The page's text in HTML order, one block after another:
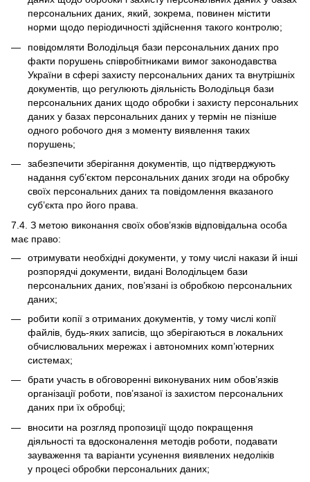
персональних даних, який, зокрема, повинен містити
норми щодо періодичності здійснення такого контролю;
повідомляти Володільця бази персональних даних про
факти порушень співробітниками вимог законодавства
України в сфері захисту персональних даних та внутрішніх
документів, що регулюють діяльність Володільця бази
персональних даних щодо обробки і захисту персональних
даних у базах персональних даних у термін не пізніше
одного робочого дня з моменту виявлення таких
порушень;
забезпечити зберігання документів, що підтверджують
надання суб’єктом персональних даних згоди на обробку
своїх персональних даних та повідомлення вказаного
суб’єкта про його права.
7.4. З метою виконання своїх обов’язків відповідальна особа
має право:
отримувати необхідні документи, у тому числі накази й інші
розпорядчі документи, видані Володільцем бази
персональних даних, пов’язані із обробкою персональних
даних;
робити копії з отриманих документів, у тому числі копії
файлів, будь-яких записів, що зберігаються в локальних
обчислювальних мережах і автономних комп’ютерних
системах;
брати участь в обговоренні виконуваних ним обов’язків
організації роботи, пов’язаної із захистом персональних
даних при їх обробці;
вносити на розгляд пропозиції щодо покращення
діяльності та вдосконалення методів роботи, подавати
зауваження та варіанти усунення виявлених недоліків
у процесі обробки персональних даних;